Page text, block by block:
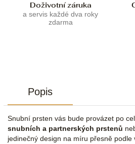
Doživotní záruka
a servis každé dva roky
zdarma
Popis
Snubní prsten vás bude provázet po
snubních a partnerských prstenů
jedinečný design na míru přesně podle